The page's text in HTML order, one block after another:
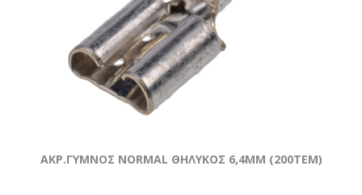
ΑΚΡ.ΓΥΜΝΟΣ NORMAL ΘΗΛΥΚΟΣ 6,4ΜΜ (200ΤΕΜ)